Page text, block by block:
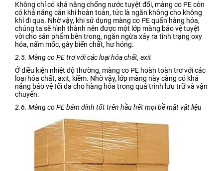
Không chỉ có khả năng chống nước tuyệt đối, màng co PE còn
có khả năng cản khí hoàn toàn, tức là ngăn không cho không
khí đi qua. Nhờ vậy, khi sử dụng màng co PE quấn hàng hóa,
chúng ta sẽ hình thành nên được một lớp màng bảo vệ tuyệt
vời cho sản phẩm bên trong, ngăn ngừa xảy ra tình trạng oxy
hóa, nấm mốc, gây biến chất, hư hỏng.
2.5. Màng co PE trơ với các loại hóa chất, axit
Ở điều kiện nhiệt độ thường, màng co PE hoàn toàn trơ với các
loại hóa chất, axit, kiềm. Nhờ vậy, lớp màng này càng có khả
năng bảo vệ tối đa cho hàng hóa trong quá trình lưu trữ và vận
chuyển.
2.6. Màng co PE bám dính tốt trên hầu hết mọi bề mặt vật liệu